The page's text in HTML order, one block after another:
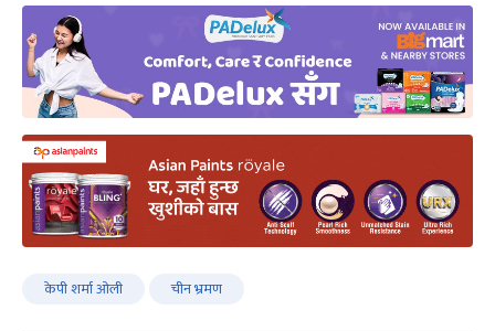
केपी शर्मा ओली चीन भ्रमण